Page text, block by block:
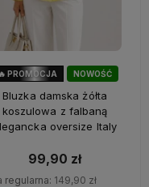
NOWOŚĆ
OKAZJA
🔥 PROMOCJA
Bluzka damska żółta
koszulowa z falbaną
oversize Italy
99,90 zł
regularna: 149,90 zł